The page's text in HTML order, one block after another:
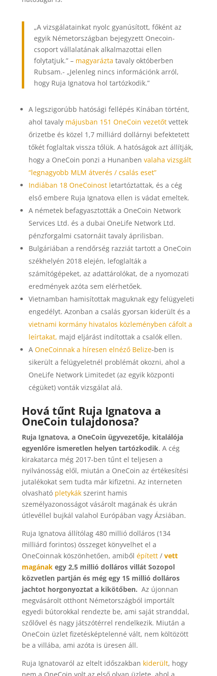
„A vizsgálatainkat nyolc gyanúsított, főként az
egyik Németországban bejegyzett Onecoin-
csoport vállalatának alkalmazottai ellen
folytatjuk.” – magyarázta tavaly októberben
Rubsam.- „Jelenleg nincs információnk arról,
hogy Ruja Ignatova hol tartózkodik.”
A legszigorúbb hatósági fellépés Kínában történt,
ahol tavaly májusban 151 OneCoin vezetőtvettek
őrizetbe és közel 1,7 milliárd dollárnyi befektetett
tőkét foglaltak vissza tőlük. A hatóságok azt állítják,
hogy a OneCoin ponzi a Hunanben valaha vizsgált
“legnagyobb MLM átverés / csalás eset”
Indiában 18 OneCoinost letartóztattak, és a cég
első embere Ruja Ignatova ellen is vádat emeltek.
A németek befagyasztották a OneCoin Network
Services Ltd. és a dubai OneLife Network Ltd.
pénzforgalmi csatornáit tavaly áprilisban.
Bulgáriában a rendőrség razziát tartott a OneCoin
székhelyén 2018 elején, lefoglalták a
számítógépeket, az adattárolókat, de a nyomozati
eredmények azóta sem elérhetőek.
Vietnamban hamisítottak maguknak egy felügyeleti
engedélyt. Azonban a csalás gyorsan kiderült és a
vietnami kormány hivatalos közleményben cáfolt a
leírtakat, majd eljárást indítottak a csalók ellen.
A OneCoinnak a híresen elnéző Belize-ben is
sikerült a felügyeletnél problémát okozni, ahol a
OneLife Network Limitedet (az egyik központi
cégüket) vonták vizsgálat alá.
Hová tűnt Ruja Ignatova a
OneCoin tulajdonosa?
Ruja Ignatova, a OneCoin ügyvezetője, kitalálója
egyenlőre ismeretlen helyen tartózkodik. A cég
kirakatarca még 2017-ben tűnt el teljesen a
nyilvánosság elől, miután a OneCoin az értékesítési
jutalékokat sem tudta már kifizetni. Az interneten
olvasható pletykákszerint hamis
személyazonosságot vásárolt magának és ukrán
útlevéllel bujkál valahol Európában vagy Ázsiában.
Ruja Ignatova állítólag 480 millió dolláros (134
milliárd forintos) összeget könyvelhet el a
OneCoinnak köszönhetően, amiből épített/ vett
magánakegy 2,5 millió dolláros villát Sozopol
közvetlen partján és még egy 15 millió dolláros
jachtot horgonyoztat a kikötőben. Az újonnan
megvásárolt otthont Németországból importált
egyedi bútorokkal rendezte be, ami saját stranddal,
szőlővel és nagy játszótérrel rendelkezik. Miután a
OneCoin üzlet fizetésképtelenné vált, nem költözött
be a villába, ami azóta is üresen áll.
Ruja Ignatovaról az eltelt időszakban kiderült, hogy